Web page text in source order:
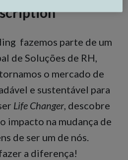
fazemos parte de um
de Soluções de RH,
o mercado de
e sustentável para
Life Changer, descobre
impacto na mudança de
de ser um de nós.
a diferença!